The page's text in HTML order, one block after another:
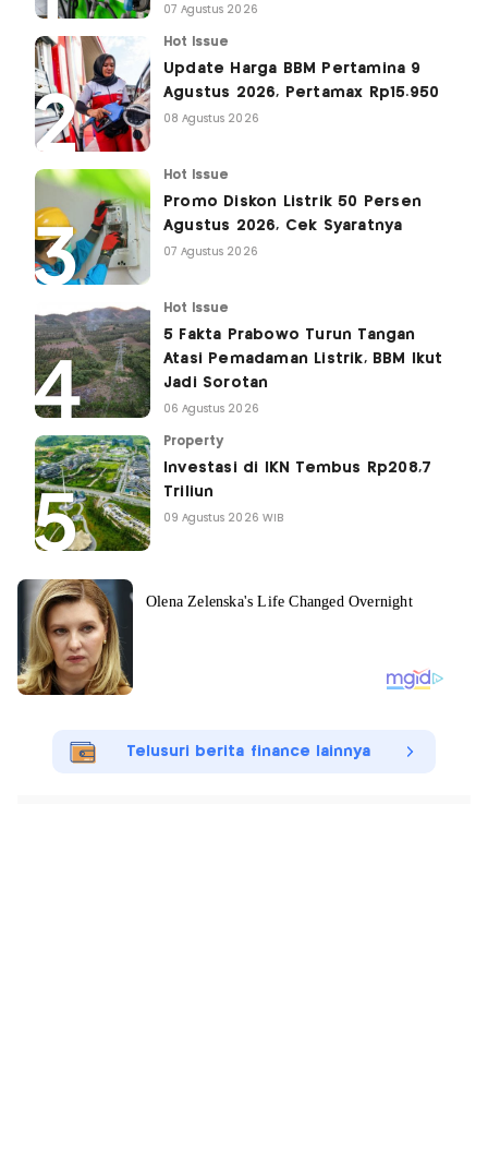
07 Agustus 2026
Hot Issue
Update Harga BBM Pertamina 9
Agustus 2026, Pertamax Rp15.950
08 Agustus 2026
Hot Issue
Promo Diskon Listrik 50 Persen
Agustus 2026, Cek Syaratnya
07 Agustus 2026
Hot Issue
5 Fakta Prabowo Turun Tangan
Atasi Pemadaman Listrik, BBM Ikut
Jadi Sorotan
06 Agustus 2026
Property
Investasi di IKN Tembus Rp208,7
Triliun
09 Agustus 2026 WIB
Telusuri berita finance lainnya